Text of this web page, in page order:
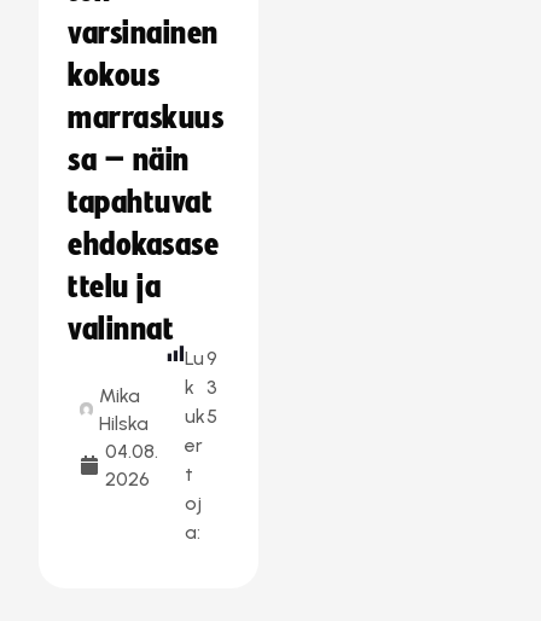
varsinainen
kokous
marraskuus
sa – näin
tapahtuvat
ehdokasase
ttelu ja
valinnat
Mika
Hilska
04.08.
2026
Lu
k
uk
er
t
oj
a:
9
3
5